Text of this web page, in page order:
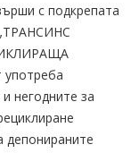
с подкрепата
негодните за
депонираните